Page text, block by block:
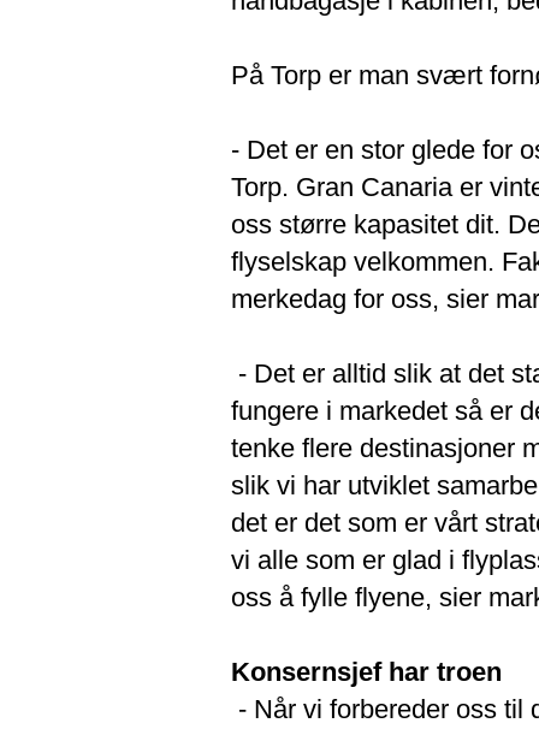
På Torp er man svært
- Det er en stor glede for
Torp. Gran Canaria er
oss større kapasitet dit.
flyselskap velkommen.
merkedag for oss, sier
- Det er alltid slik at det
fungere i markedet så er
tenke flere destinasjoner
slik vi har utviklet
det er det som er vårt
vi alle som er glad i
oss å fylle flyene, sier
Konsernsjef har troen
- Når vi forbereder oss til